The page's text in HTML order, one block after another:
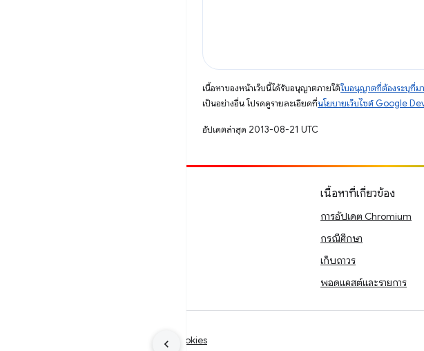
เนื้อหาของหน้าเว็บนี้ได้รับอนุญาตภายใต้ใบอนุญาตที่ต้องระบุที่
เป็นอย่างอื่น โปรดดูรายละเอียดที่นโยบายเว็บไซต์ Google
อัปเดตล่าสุด 2013-08-21 UTC
เนื้อหาที่เกี่ยวข้อง
การอัปเดต Chromium
กรณีศึกษา
เก็บถาวร
พอดแคสต์และรายการ
Manage cookies